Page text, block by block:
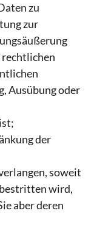
zu
zur
Ausübung oder
der
soweit
wird,
aber deren